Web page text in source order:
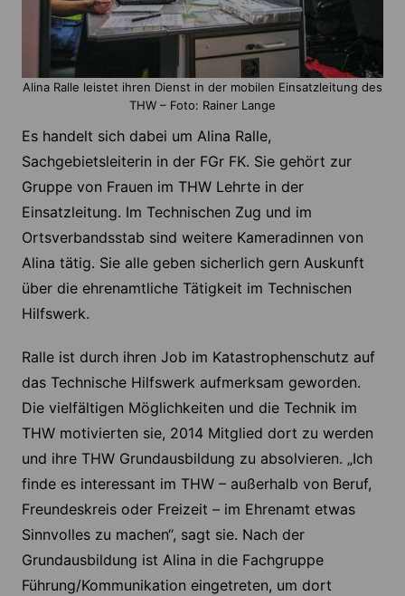
Alina Ralle leistet ihren Dienst in der mobilen Einsatzleitung des
THW – Foto: Rainer Lange
Es handelt sich dabei um Alina Ralle,
Sachgebietsleiterin in der FGr FK. Sie gehört zur
Gruppe von Frauen im THW Lehrte in der
Einsatzleitung. Im Technischen Zug und im
Ortsverbandsstab sind weitere Kameradinnen von
Alina tätig. Sie alle geben sicherlich gern Auskunft
über die ehrenamtliche Tätigkeit im Technischen
Hilfswerk.
Ralle ist durch ihren Job im Katastrophenschutz auf
das Technische Hilfswerk aufmerksam geworden.
Die vielfältigen Möglichkeiten und die Technik im
THW motivierten sie, 2014 Mitglied dort zu werden
und ihre THW Grundausbildung zu absolvieren. „Ich
finde es interessant im THW – außerhalb von Beruf,
Freundeskreis oder Freizeit – im Ehrenamt etwas
Sinnvolles zu machen“, sagt sie. Nach der
Grundausbildung ist Alina in die Fachgruppe
Führung/Kommunikation eingetreten, um dort